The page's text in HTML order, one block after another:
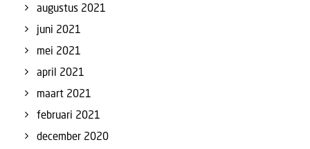
augustus 2021
juni 2021
mei 2021
april 2021
maart 2021
februari 2021
december 2020